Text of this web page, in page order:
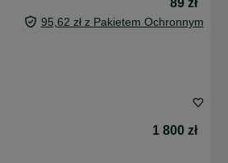
89 zł
95,62 zł z Pakietem Ochronnym
1 800 zł